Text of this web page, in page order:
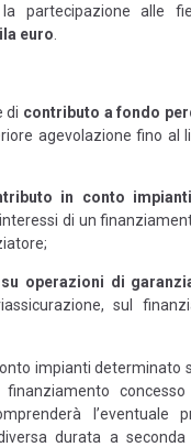
partecipazione alle
euro
di contributo a fondo
agevolazione fino al
in conto impianti
di un
su operazioni di
sul
impianti determinato
l’eventuale
durata a